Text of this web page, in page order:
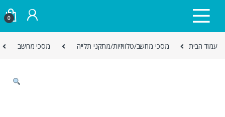
0
עמוד הבית מסכי מחשב/טלוויזיות/מתקני תלייה מסכי מחשב